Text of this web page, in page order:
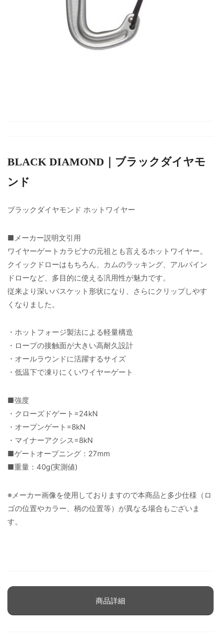
BLACK DIAMOND｜ブラックダイヤモ
ンド
ブラックダイヤモンド ホットワイヤー
■メーカー説明文引用
ワイヤーゲートカラビナの元祖とも言えるホットワイヤー。
クイックドローはもちろん、カムのラッキング、アルパイン
ドローなど、多目的に使える汎用性が魅力です。
従来より深いバスケット形状になり、さらにクリップしやす
くなりました。
・ホットフォージ製法による軽量構造
・ロープの接触面が大きい高耐久設計
・オールラウンドに活躍するサイズ
・低温下で凍りにくいワイヤーゲート
■強度
・クローズドゲート=24kN
・オープンゲート=8kN
・マイナーアクシス=8kN
■ゲートオープニング：27mm
■重量：40g(実測値)
※メーカー画像を使用しておりますので本商品と多少仕様（ロ
ゴの位置やカラー、柄の位置等）が異なる場合もございま
す。
商品詳細